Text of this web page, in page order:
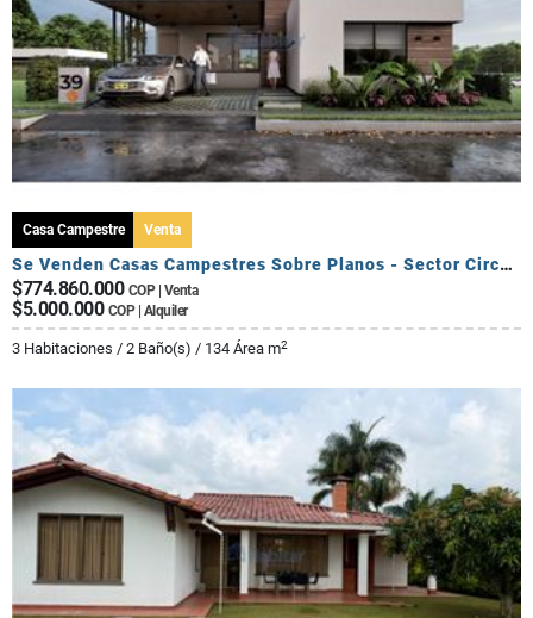
Casa Campestre Venta
Se Venden Casas Campestres Sobre Planos - Sector Circasia
$774.860.000 COP | Venta
$5.000.000 COP | Alquiler
3 Habitaciones / 2 Baño(s) / 134 Área m2